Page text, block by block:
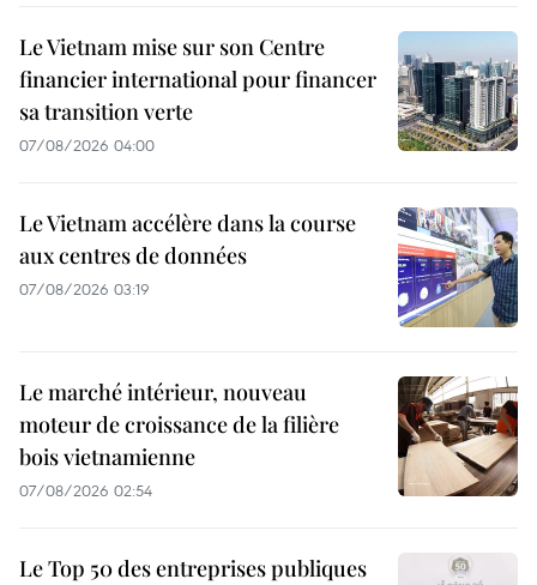
Le Vietnam mise sur son Centre
financier international pour financer
sa transition verte
07/08/2026 04:00
Le Vietnam accélère dans la course
aux centres de données
07/08/2026 03:19
Le marché intérieur, nouveau
moteur de croissance de la filière
bois vietnamienne
07/08/2026 02:54
Le Top 50 des entreprises publiques